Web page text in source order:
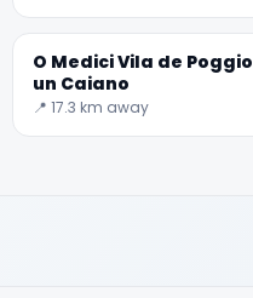
O Medici Vila de Poggio
un Caiano
📍 17.3 km away